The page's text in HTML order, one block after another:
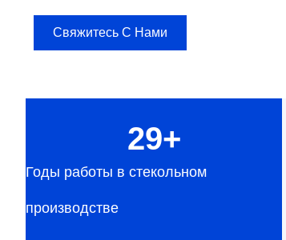
Свяжитесь С Нами
Годы работы в стекольном
производстве
29+